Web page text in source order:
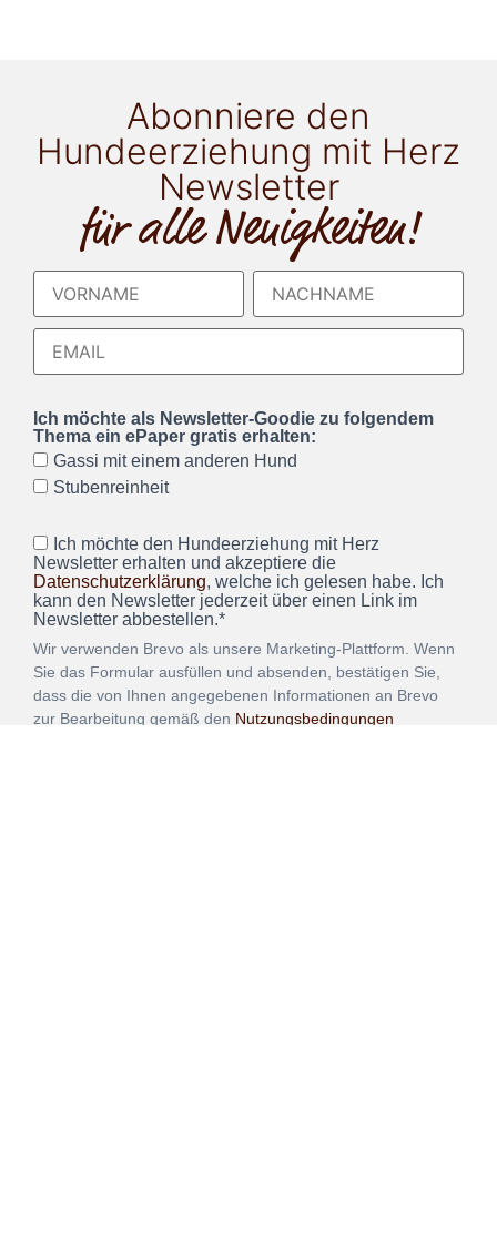
Abonniere den
Hundeerziehung mit Herz
Newsletter
für alle Neuigkeiten!
Ich möchte als Newsletter-Goodie zu folgendem
Thema ein ePaper gratis erhalten:
Gassi mit einem anderen Hund
Stubenreinheit
Ich möchte den Hundeerziehung mit Herz
Newsletter erhalten und akzeptiere die
Datenschutzerklärung, welche ich gelesen habe. Ich
kann den Newsletter jederzeit über einen Link im
Newsletter abbestellen.*
Wir verwenden Brevo als unsere Marketing-Plattform. Wenn
Sie das Formular ausfüllen und absenden, bestätigen Sie,
dass die von Ihnen angegebenen Informationen an Brevo
zur Bearbeitung gemäß den Nutzungsbedingungen